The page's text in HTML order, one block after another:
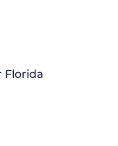
Florida